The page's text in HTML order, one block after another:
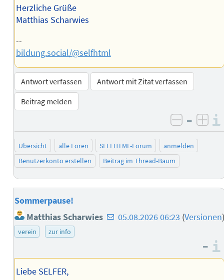
Herzliche Grüße
Matthias Scharwies
--
bildung.social/@selfhtml
Antwort verfassen
Antwort mit Zitat verfassen
Beitrag melden
negativ
–
Übersicht alle Foren SELFHTML-Forum
anmelden
Benutzerkonto erstellen
Beitrag im Thread-Baum
Sommerpause!
Matthias Scharwies E-
des
05.08.2026 06:23 (Versionen
verein zur info
–
Liebe SELFER,